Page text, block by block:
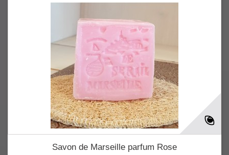
Savon de Marseille parfum Rose